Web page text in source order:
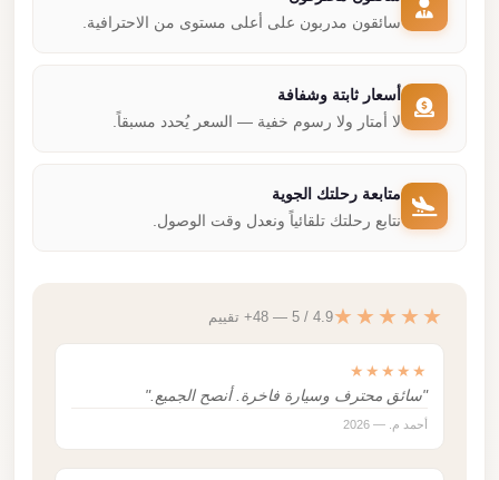
سائقون مدربون على أعلى مستوى من الاحترافية.
أسعار ثابتة وشفافة
لا أمتار ولا رسوم خفية — السعر يُحدد مسبقاً.
متابعة رحلتك الجوية
نتابع رحلتك تلقائياً ونعدل وقت الوصول.
★★★★★4.9 / 5 — 48+ تقييم
★★★★★
"سائق محترف وسيارة فاخرة. أنصح الجميع."
أحمد م. — 2026